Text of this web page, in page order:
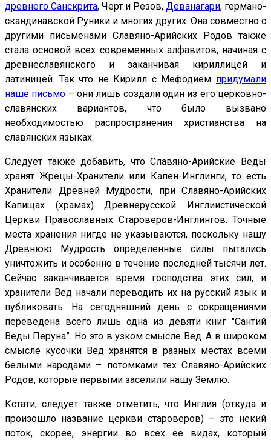
древнего Санскрита, Черт и Резов, Деванагари, германо-
скандинавской Руники и многих других. Она совместно с
другими письменами Славяно-Арийских Родов также
стала основой всех современных алфавитов, начиная с
древнеславянского и заканчивая кириллицей и
латиницей. Так что не Кирилл с Мефодием придумали
наше письмо – они лишь создали один из его церковно-
славянских вариантов, что было вызвано
необходимостью распространения христианства на
славянских языках.
Следует также добавить, что Славяно-Арийские Веды
хранят Жрецы-Хранители или Капен-Инглинги, то есть
Хранители Древней Мудрости, при Славяно-Арийских
Капищах (храмах) Древнерусской Инглиистической
Церкви Православных Староверов-Инглингов. Точные
места хранения нигде не указываются, поскольку нашу
Древнюю Мудрость определенные силы пытались
уничтожить и особенно в течение последней тысячи лет.
Сейчас заканчивается время господства этих сил, и
хранители Вед начали переводить их на русский язык и
публиковать. На сегодняшний день с сокращениями
переведена всего лишь одна из девяти книг "Сантий
Веды Перуна”. Но это в узком смысле Вед. А в широком
смысле кусочки Вед хранятся в разных местах всеми
белыми народами – потомками тех Славяно-Арийских
Родов, которые первыми заселили нашу Землю.
Кстати, следует также отметить, что Инглия (откуда и
произошло название церкви староверов) – это некий
поток, скорее, энергии во всех ее видах, который